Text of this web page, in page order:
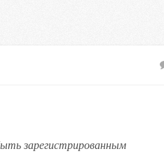
зарегистрированным